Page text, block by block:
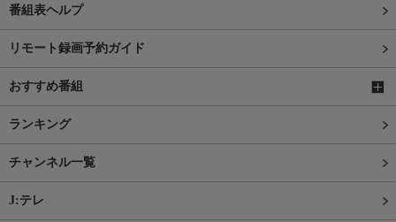
番組表ヘルプ
リモート録画予約ガイド
おすすめ番組
ランキング
チャンネル一覧
J:テレ